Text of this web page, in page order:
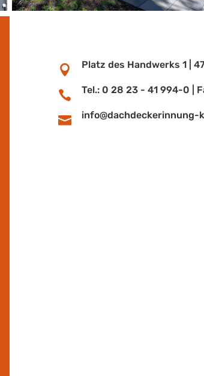
 Platz des Handwerks 1 |
 Tel.: 0 28 23 - 41 994-0 |
 info@dachdeckerinnung-